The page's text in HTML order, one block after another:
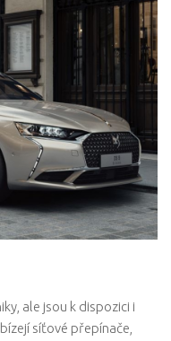
ale jsou k dispozici i
síťové přepínače,